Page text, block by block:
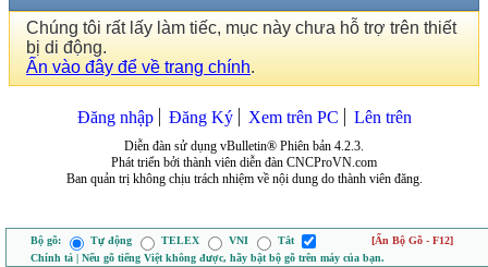
Chúng tôi rất lấy làm tiếc, mục này chưa hỗ trợ trên thiết
bị di động.
Ấn vào đây để về trang chính.
Đăng nhập Đăng Ký Xem trên PC Lên trên
Diễn đàn sử dụng vBulletin® Phiên bản 4.2.3.
Phát triển bởi thành viên diễn đàn CNCProVN.com
Ban quản trị không chịu trách nhiệm về nội dung do thành viên đăng.
Bộ gõ: Tự động TELEX VNI Tắt
[Ẩn Bộ Gõ - F12]
Chính tả | Nếu gõ tiếng Việt không được, hãy bật bộ gõ trên máy của bạn.